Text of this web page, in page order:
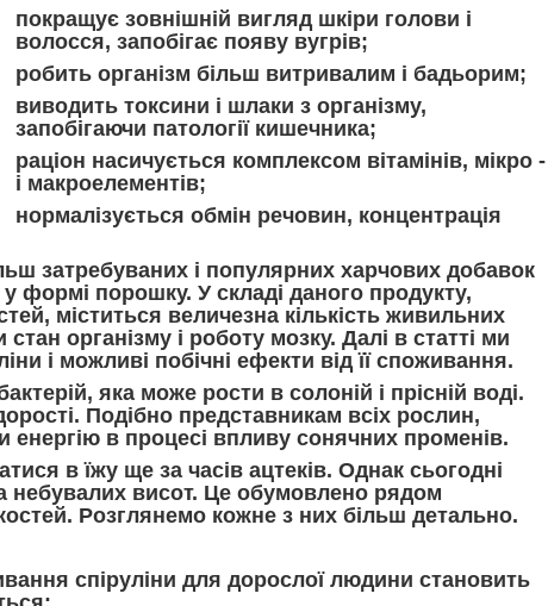
покращує зовнішній вигляд шкіри голови і
волосся, запобігає появу вугрів;
робить організм більш витривалим і бадьорим;
виводить токсини і шлаки з організму,
запобігаючи патології кишечника;
раціон насичується комплексом вітамінів, мікро -
і макроелементів;
нормалізується обмін речовин, концентрація
затребуваних і популярних харчових добавок
у формі порошку. У складі даного продукту,
міститься величезна кількість живильних
організму і роботу мозку. Далі в статті ми
і можливі побічні ефекти від її споживання.
яка може рости в солоній і прісній воді.
Подібно представникам всіх рослин,
енергію в процесі впливу сонячних променів.
в їжу ще за часів ацтеків. Однак сьогодні
небувалих висот. Це обумовлено рядом
Розглянемо кожне з них більш детально.
спіруліни для дорослої людини становить